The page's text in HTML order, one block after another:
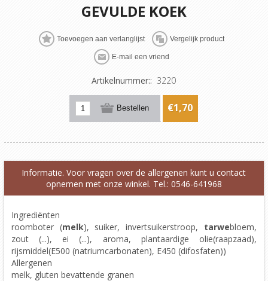
GEVULDE KOEK
Artikelnummer:: 3220
€1,70
Informatie. Voor vragen over de allergenen kunt u contact
opnemen met onze winkel. Tel.: 0546-641968
Ingrediënten
roomboter (melk), suiker, invertsuikerstroop, tarwebloem,
zout (...), ei (...), aroma, plantaardige olie(raapzaad),
rijsmiddel(E500 (natriumcarbonaten), E450 (difosfaten))
Allergenen
melk, gluten bevattende granen